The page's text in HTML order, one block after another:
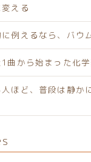
える
例えるなら、バウ
曲から始まった化
ほど、普段は静か